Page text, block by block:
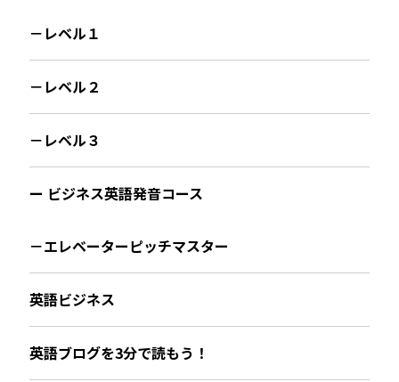
－レベル１
－レベル２
－レベル３
ー ビジネス英語発音コース
－エレベーターピッチマスター
英語ビジネス
英語ブログを3分で読もう！